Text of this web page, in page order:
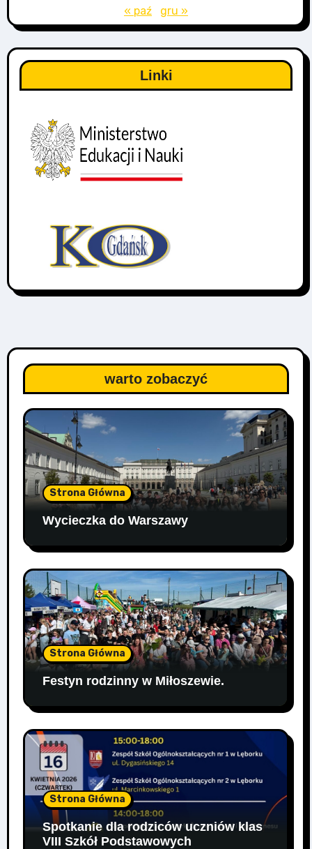
« paź gru »
Linki
warto zobaczyć
Strona Główna
Wycieczka do Warszawy
Strona Główna
Festyn rodzinny w Miłoszewie.
Strona Główna
Spotkanie dla rodziców uczniów klas
VIII Szkół Podstawowych